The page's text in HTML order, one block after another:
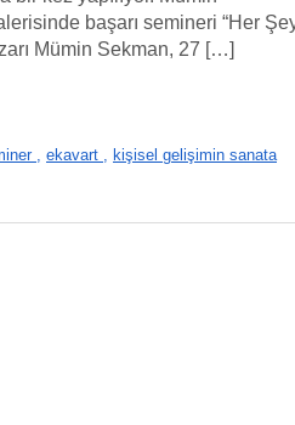
başarı semineri “Her
Mümin Sekman, 27 […]
ekavart
kişisel gelişimin sanata